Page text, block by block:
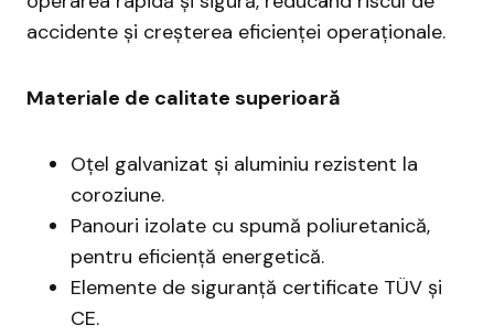
accidente și creșterea eficienței operaționale.
Materiale de calitate superioară
Oțel galvanizat și aluminiu rezistent la
coroziune.
Panouri izolate cu spumă poliuretanică,
pentru eficiență energetică.
Elemente de siguranță certificate TÜV și
CE.